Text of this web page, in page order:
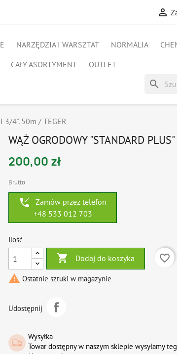

NARZĘDZIA I WARSZTAT NORMALIA
CAŁY ASORTYMENT OUTLET
search
3/4". 50m / TEGER
WĄŻ OGRODOWY "STANDARD
200,00 zł
Brutto
phone_callback
Zamów przez telefon
+48 533 012 703
Ilość
 Dodaj do koszyka
favorite_border
 Ostatnie sztuki w magazynie
Udostępnij
Wysyłka
Towar dostępny w naszym sklepie wysyłamy